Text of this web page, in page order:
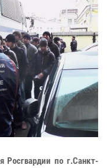
Росгвардии по г.Санкт-